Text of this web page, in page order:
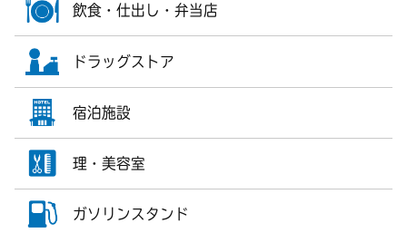
飲食・仕出し・弁当店
ドラッグストア
宿泊施設
理・美容室
ガソリンスタンド